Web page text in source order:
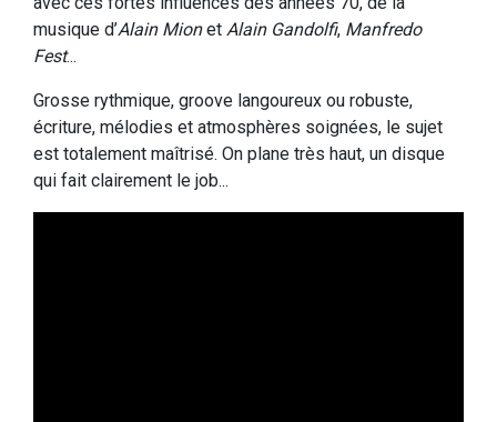
musique d’Alain Mionet Alain Gandolfi, Manfredo
Fest...
Grosse rythmique, groove langoureux ou robuste,
écriture, mélodies et atmosphères soignées, le sujet
est totalement maîtrisé. On plane très haut, un disque
qui fait clairement le job...